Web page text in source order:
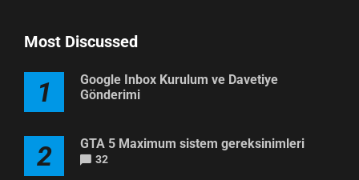
Most Discussed
1
Google Inbox Kurulum ve Davetiye
Gönderimi
2 GTA 5 Maximum sistem gereksinimleri
32